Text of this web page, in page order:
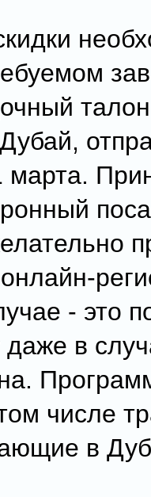
марта.
- это
даже в
числе
в